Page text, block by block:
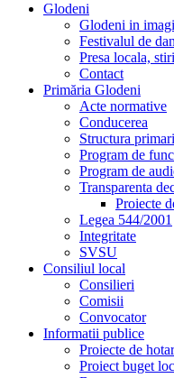
Glodeni
Glodeni in
Festivalul de
Presa locala, stiri
Contact
Primăria Glodeni
Acte normative
Conducerea
Structura
Program de
Program de
Transparenta
Proiecte
Legea 544/2001
Integritate
SVSU
Consiliul local
Consilieri
Comisii
Convocator
Informatii publice
Proiecte de
Proiect buget